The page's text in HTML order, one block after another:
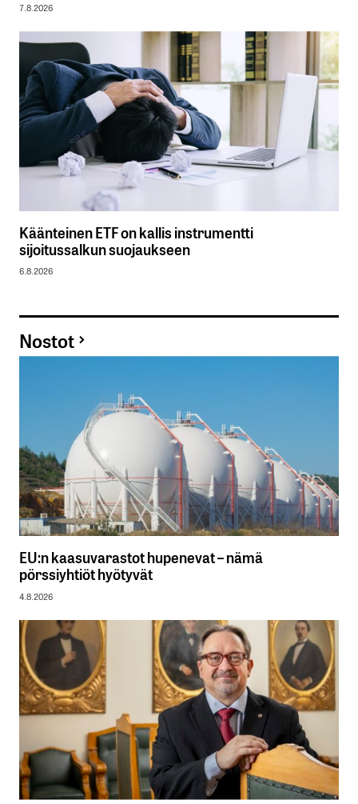
7.8.2026
Käänteinen ETF on kallis instrumentti
sijoitussalkun suojaukseen
6.8.2026
Nostot
EU:n kaasuvarastot hupenevat – nämä
pörssiyhtiöt hyötyvät
4.8.2026